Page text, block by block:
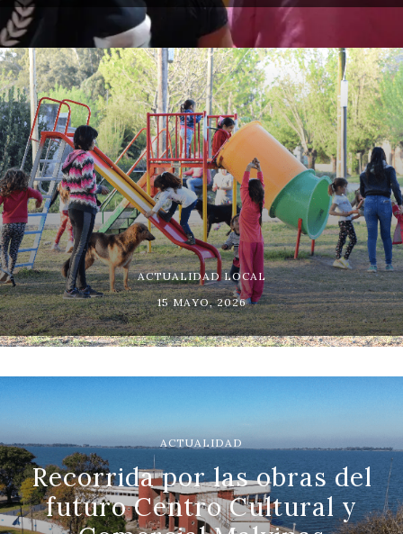
ACTUALIDAD LOCAL
15 MAYO, 2026
ACTUALIDAD
Recorrida por las obras del
futuro Centro Cultural y